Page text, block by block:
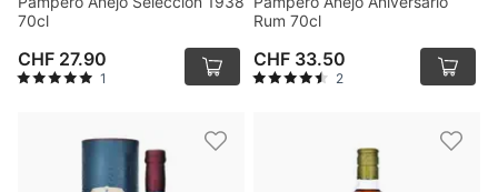
70cl
CHF 27.90
1
Rum 70cl
CHF 33.50
2